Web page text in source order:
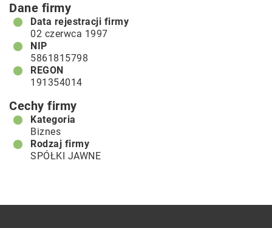
Dane firmy
Data rejestracji firmy
02 czerwca 1997
NIP
5861815798
REGON
191354014
Cechy firmy
Kategoria
Biznes
Rodzaj firmy
SPÓŁKI JAWNE